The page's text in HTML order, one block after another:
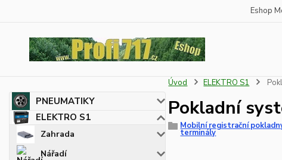
Eshop
PNEUMATIKY
ELEKTRO S1
Zahrada
Nářadí
Úvod ELEKTRO S1
Pokladní
Mobilní registrační
terminály